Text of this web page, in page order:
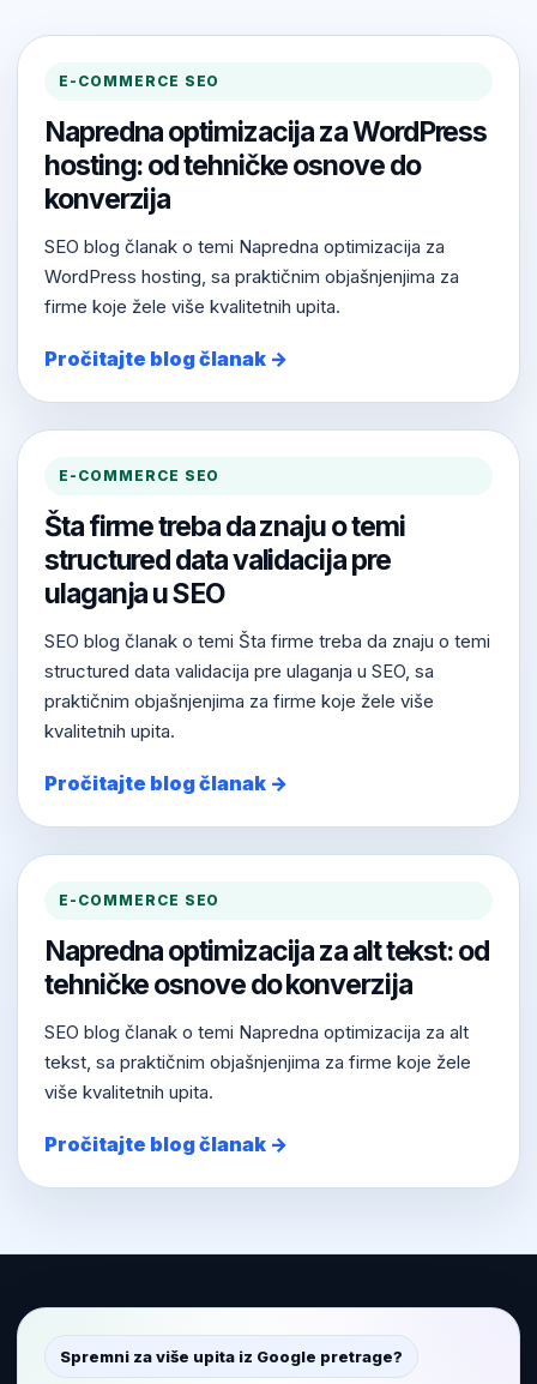
E-COMMERCE SEO
Napredna optimizacija za WordPress
hosting: od tehničke osnove do
konverzija
SEO blog članak o temi Napredna optimizacija za
WordPress hosting, sa praktičnim objašnjenjima za
firme koje žele više kvalitetnih upita.
Pročitajte blog članak →
E-COMMERCE SEO
Šta firme treba da znaju o temi
structured data validacija pre
ulaganja u SEO
SEO blog članak o temi Šta firme treba da znaju o temi
structured data validacija pre ulaganja u SEO, sa
praktičnim objašnjenjima za firme koje žele više
kvalitetnih upita.
Pročitajte blog članak →
E-COMMERCE SEO
Napredna optimizacija za alt tekst: od
tehničke osnove do konverzija
SEO blog članak o temi Napredna optimizacija za alt
tekst, sa praktičnim objašnjenjima za firme koje žele
više kvalitetnih upita.
Pročitajte blog članak →
Spremni za više upita iz Google pretrage?